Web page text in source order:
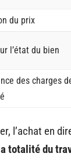
du prix
l’état du bien
des charges
l’achat en
totalité du